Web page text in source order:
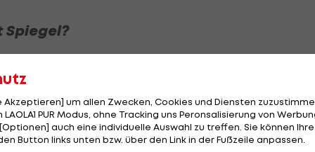
Spiegel?
Halo fixiert, dem Sicherheitsbügel, der seit dieser
beinhaltet allerdings auch ein Flügelelement.
Vorteile.Ferrarierklärt, dieses Element diene
Akzeptieren] um allen Zwecken, Cookies und Diensten
PUR Modus, ohne Tracking uns Peronsalisierung von
auch eine individuelle Auswahl zu treffen. Sie können
Button links unten bzw. über den Link in der Fußzeile anpassen.